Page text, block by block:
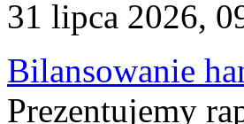
31 lipca 2026,
Bilansowanie
Prezentujemy